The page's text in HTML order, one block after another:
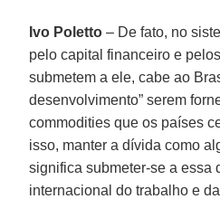
Ivo Poletto – De fato, no
pelo capital financeiro e
submetem a ele, cabe ao
desenvolvimento” serem
commodities que os países
isso, manter a dívida como
significa submeter-se a essa
internacional do trabalho e